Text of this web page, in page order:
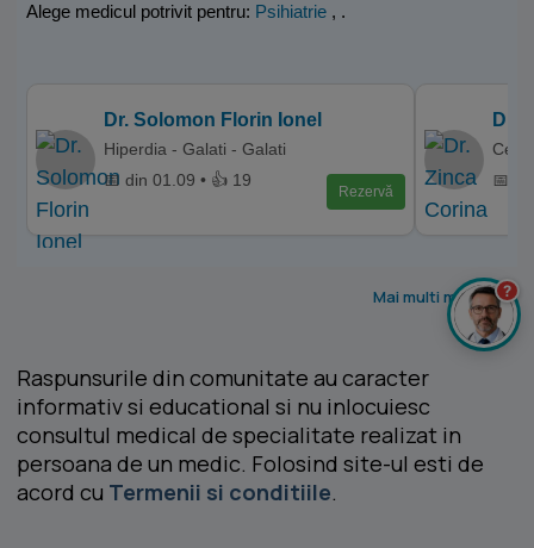
Alege medicul potrivit pentru: Psihiatrie , .
Dr. Solomon Florin Ionel
Hiperdia - Galati - Galati
📅 din 01.09 • 👍 19
Rezervă
Dr.
📅
Mai multi medici >
Raspunsurile din comunitate au caracter
informativ si educational si nu inlocuiesc
consultul medical de specialitate realizat in
persoana de un medic. Folosind site-ul esti de
acord cu Termenii si conditiile.
?